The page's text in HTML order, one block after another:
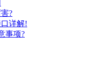
?
详解!
事项?